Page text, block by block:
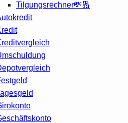
Tilgungsrechner💸🔢